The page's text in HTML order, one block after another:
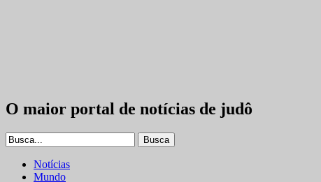
O maior portal de notícias de judô
Notícias
Mundo